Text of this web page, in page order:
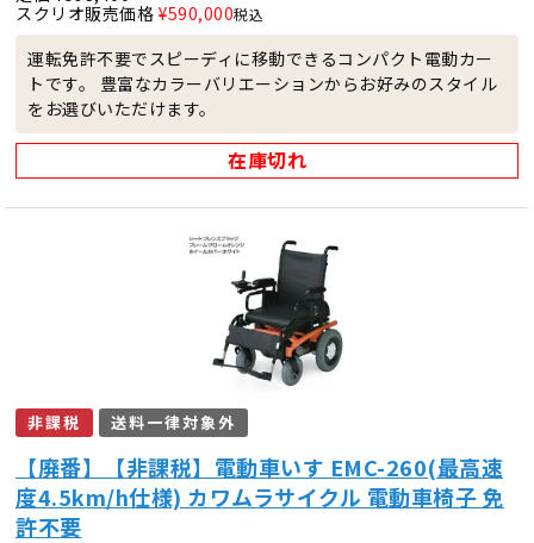
スクリオ販売価格 ¥590,000税込
運転免許不要でスピーディに移動できるコンパクト電動カー
トです。 豊富なカラーバリエーションからお好みのスタイル
をお選びいただけます。
在庫切れ
非課税 送料一律対象外
【廃番】【非課税】電動車いす EMC-260(最高速
度4.5km/h仕様) カワムラサイクル 電動車椅子 免
許不要